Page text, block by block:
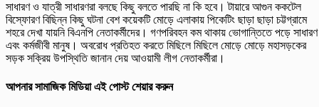
সাধারণ ও যাত্রী সাধারণরা বলছে কিছু বলতে পারছি না কি হবে। টায়ারে আগুন ককটেল
বিস্ফোরণ বিছিন্ন কিছু ঘটনা বেশ কয়েকটি মোড়ে এলাকায় পিকেটিং ছাড়া ছাড়া চট্টগ্রামে
শহরে দেখা যায়নি বিএনপি নেতাকর্মীদের। গণপরিবহন কম থাকায় ভোগান্তিতে পড়ে সাধারণ
এবং কর্মজীবী মানুষ। অবরোধ প্রতিহত করতে মিছিলে মিছিলে মোড়ে মোড়ে মহাসড়কের
সড়ক সক্রিয় উপস্থিতি জানান দেয় আওয়ামী লীগ নেতাকর্মীরা।
আপনার সামাজিক মিডিয়া এই পোস্ট শেয়ার করুন